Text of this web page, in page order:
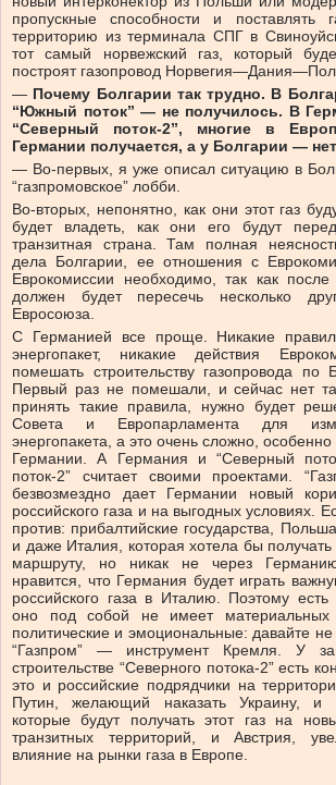
пропускные способности и поставлять
территорию из терминала СПГ в
тот самый норвежский газ, который
построят газопровод
— Почему Болгарии так трудно. В
“Южный поток” — не получилось. В
“Северный поток-2”, многие в
Германии получается, а у Болгарии —
— Во-первых, я уже описал ситуацию в
“газпромовское” лобби.
Во-вторых, непонятно, как они этот газ
будет владеть, как они его будут
транзитная страна. Там полная
дела Болгарии, ее отношения с
Еврокомиссии необходимо, так как после
должен будет пересечь несколько
Евросоюза.
С Германией все проще. Никакие
энергопакет, никакие действия
помешать строительству газопровода по
Первый раз не помешали, и сейчас нет
принять такие правила, нужно будет
Совета и Европарламента для
энергопакета, а это очень сложно,
Германии. А Германия и “Северный
поток-2” считает своими проектами.
безвозмездно дает Германии новый
российского газа и на выгодных условиях.
против: прибалтийские государства,
и даже Италия, которая хотела бы получать
маршруту, но никак не через
нравится, что Германия будет играть
российского газа в Италию. Поэтому есть
оно под собой не имеет материальных
политические и эмоциональные: давайте
“Газпром” — инструмент Кремля. У
строительстве “Северного потока-2” есть
это и российские подрядчики на
Путин, желающий наказать Украину,
которые будут получать этот газ на
транзитных территорий, и Австрия,
влияние на рынки газа в Европе.